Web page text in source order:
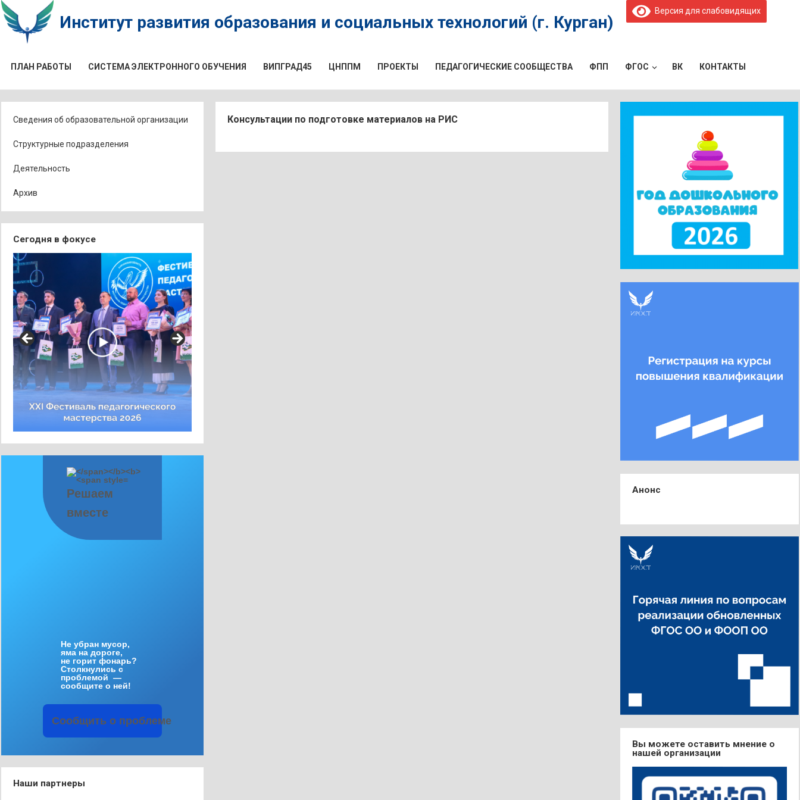
Институт развития образования и социальных технологий (г. Курган)
ПЛАН РАБОТЫ СИСТЕМА ЭЛЕКТРОННОГО ОБУЧЕНИЯ ВИПГРАД45 ЦНППМ ПРОЕКТЫ ПЕДАГОГИЧЕСКИЕ СООБЩЕСТВА ФПП ФГОС ВК КОНТАКТЫ
Версия для слабовидящих
Сведения об образовательной организации
Структурные подразделения
Деятельность
Архив
Сегодня в фокусе
Решаем
вместе
Не убран мусор,
яма на дороге,
не горит фонарь?
Столкнулись с
проблемой —
сообщите о ней!
Сообщить о проблеме
Наши партнеры
Консультации по подготовке материалов на РИС
Анонс
Вы можете оставить мнение о
нашей организации